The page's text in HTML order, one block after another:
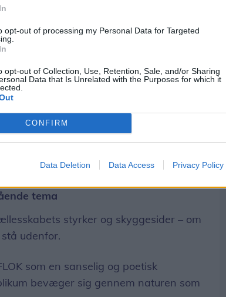
opt-out of processing my Personal Data for Targeted
opt-out of Collection, Use, Retention, Sale, and/or Sharing
Data that Is Unrelated with the Purposes for which it
CONFIRM
Data Deletion Data Access Privacy Policy
scener, hvor naturen spiller en
i mindre grupper på 20-25 personer,
tre kilometer lang rute i Nationalpark
tableauer og fortællinger, der er
materialet opstår undervejs. Det
i mødet mellem mennesker, sted og
Haugesen.
tema
styrker og skyggesider – om
udenfor.
som en sanselig og poetisk
bevæger sig gennem naturen som